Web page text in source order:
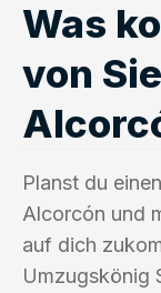
Was
von
Planst du
Alcorcón und
auf dich
Umzugskönig